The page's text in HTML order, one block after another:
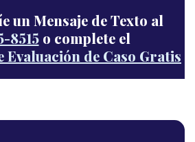
un Mensaje de Texto al
8515o complete el
de Caso Gratis